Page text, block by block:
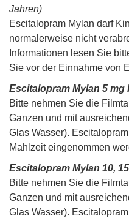
Jahren)
Escitalopram Mylan darf
normalerweise nicht
Informationen lesen Sie
Sie vor der Einnahme von
Escitalopram Mylan 5 mg
Bitte nehmen Sie die
Ganzen und mit
Glas Wasser).
Mahlzeit eingenommen
Escitalopram Mylan 10,
Bitte nehmen Sie die
Ganzen und mit
Glas Wasser).